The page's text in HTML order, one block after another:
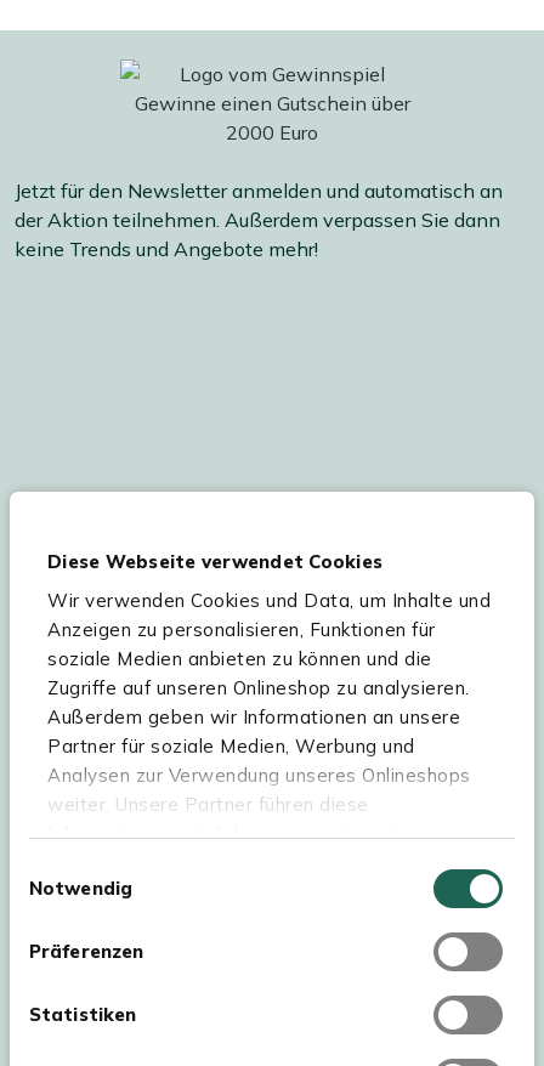
Diese Webseite verwendet Cookies
Wir verwenden Cookies und Data, um Inhalte und
Anzeigen zu personalisieren, Funktionen für
soziale Medien anbieten zu können und die
Zugriffe auf unseren Onlineshop zu analysieren.
Außerdem geben wir Informationen an unsere
Partner für soziale Medien, Werbung und
Analysen zur Verwendung unseres Onlineshops
weiter. Unsere Partner führen diese
Informationen möglicherweise mit weiteren
haben oder die sie im Rahmen Ihrer Nutzung der
Webseite müssen Sie die Cookies akzeptieren.
Notwendig
Präferenzen
Statistiken
Jetzt für den Newsletter anmelden und automatisch an
der Aktion teilnehmen. Außerdem verpassen Sie dann
keine Trends und Angebote mehr!
Einstellungen verarbeitet. Abmeldung jederzeit
möglich.
Teilnahmebedingungen Gutscheinaktion lesen.
Hilfe & Service
Sortiment
Kees Smit Gartenmöbel